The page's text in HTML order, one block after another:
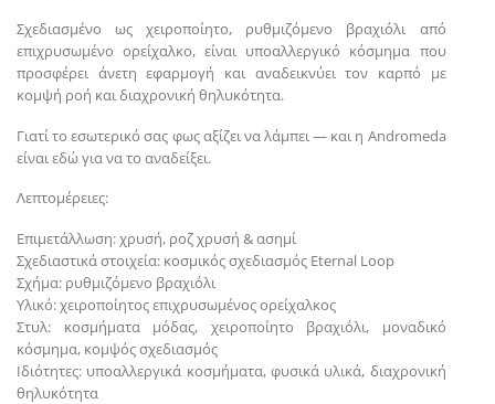
Σχεδιασμένο ως χειροποίητο, ρυθμιζόμενο βραχιόλι από
επιχρυσωμένο ορείχαλκο, είναι υποαλλεργικό κόσμημα που
προσφέρει άνετη εφαρμογή και αναδεικνύει τον καρπό με
κομψή ροή και διαχρονική θηλυκότητα.
Γιατί το εσωτερικό σας φως αξίζει να λάμπει — και η Andromeda
είναι εδώ για να το αναδείξει.
Λεπτομέρειες:
Επιμετάλλωση: χρυσή, ροζ χρυσή & ασημί
Σχεδιαστικά στοιχεία: κοσμικός σχεδιασμός Eternal Loop
Σχήμα: ρυθμιζόμενο βραχιόλι
Υλικό: χειροποίητος επιχρυσωμένος ορείχαλκος
Στυλ: κοσμήματα μόδας, χειροποίητο βραχιόλι, μοναδικό
κόσμημα, κομψός σχεδιασμός
Ιδιότητες: υποαλλεργικά κοσμήματα, φυσικά υλικά, διαχρονική
θηλυκότητα